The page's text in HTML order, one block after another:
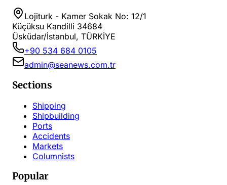
Lojiturk - Kamer Sokak No: 12/1
Küçüksu Kandilli 34684
Üsküdar/İstanbul, TÜRKİYE
+90 534 684 0105
admin@seanews.com.tr
Sections
Shipping
Shipbuilding
Ports
Accidents
Markets
Columnists
Popular